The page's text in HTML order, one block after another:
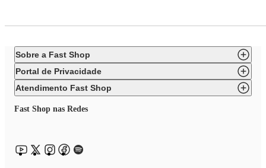
Sobre a Fast Shop
Portal de Privacidade
Atendimento Fast Shop
Fast Shop nas Redes